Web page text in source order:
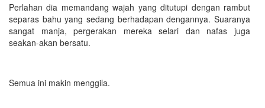
Perlahan dia memandang wajah yang ditutupi dengan rambut
separas bahu yang sedang berhadapan dengannya. Suaranya
sangat manja, pergerakan mereka selari dan nafas juga
seakan-akan bersatu.
Semua ini makin menggila.